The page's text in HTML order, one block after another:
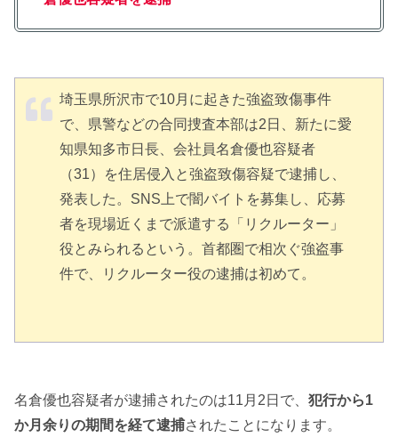
埼玉県所沢市で10月に起きた強盗致傷事件
で、県警などの合同捜査本部は2日、新たに愛
知県知多市日長、会社員名倉優也容疑者
（31）を住居侵入と強盗致傷容疑で逮捕し、
発表した。SNS上で闇バイトを募集し、応募
者を現場近くまで派遣する「リクルーター」
役とみられるという。首都圏で相次ぐ強盗事
件で、リクルーター役の逮捕は初めて。
名倉優也容疑者が逮捕されたのは11月2日で、 犯行から1
か月余りの期間を経て逮捕されたことになります。